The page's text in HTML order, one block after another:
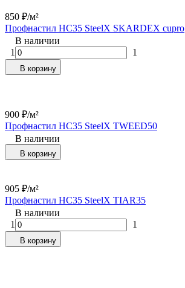
850 ₽/м²
Профнастил НC35 SteelX SKARDEX cupro
В наличии
1
1
В корзину
900 ₽/м²
Профнастил НС35 SteelX TWEED50
В наличии
В корзину
905 ₽/м²
Профнастил НС35 SteelX TIAR35
В наличии
1
1
В корзину